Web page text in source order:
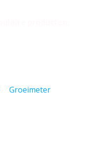
Groeimeter